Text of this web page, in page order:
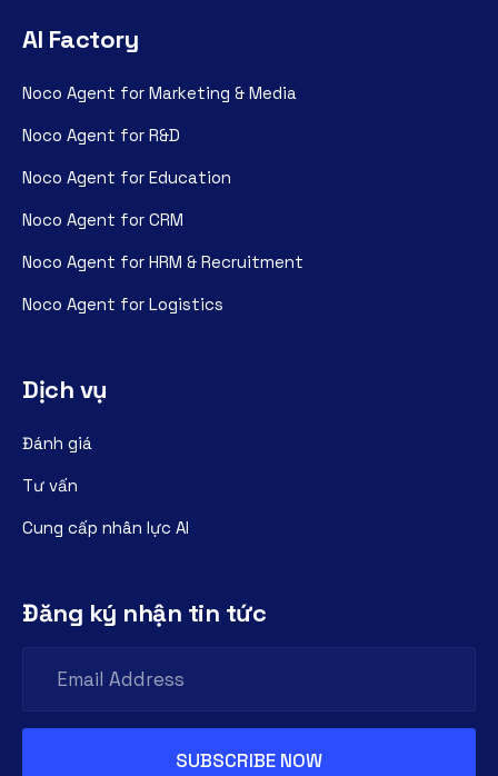
AI Factory
Noco Agent for Marketing & Media
Noco Agent for R&D
Noco Agent for Education
Noco Agent for CRM
Noco Agent for HRM & Recruitment
Noco Agent for Logistics
Dịch vụ
Đánh giá
Tư vấn
Cung cấp nhân lực AI
Đăng ký nhận tin tức